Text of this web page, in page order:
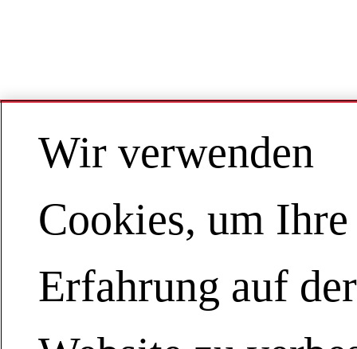
Wir verwenden
Cookies, um Ihre
Erfahrung auf der